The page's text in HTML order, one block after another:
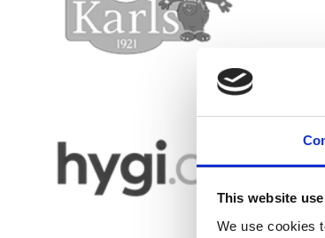
This website
We use cookies